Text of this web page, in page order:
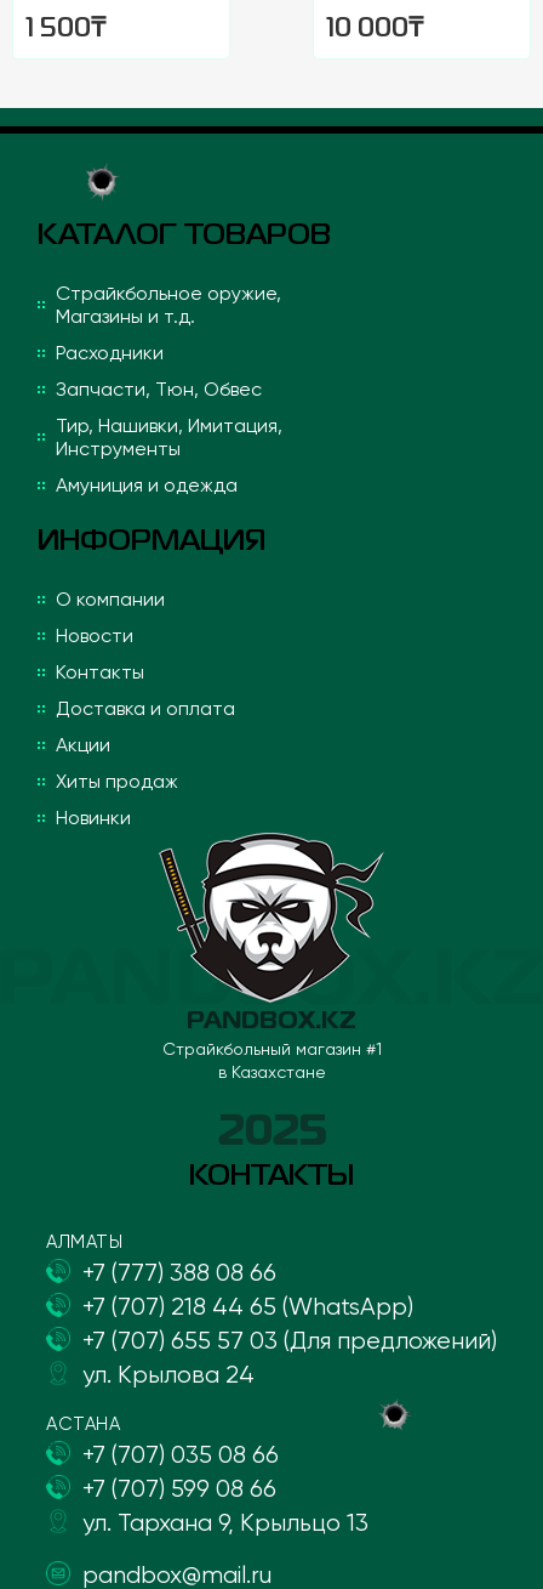
1 500₸ 10 000₸
КАТАЛОГ ТОВАРОВ
Страйкбольное оружие,
Магазины и т.д.
Расходники
Запчасти, Тюн, Обвес
Тир, Нашивки, Имитация,
Инструменты
Амуниция и одежда
ИНФОРМАЦИЯ
О компании
Новости
Контакты
Доставка и оплата
Акции
Хиты продаж
Новинки
PANDBOX.KZ
Страйкбольный магазин #1
в Казахстане
2025
КОНТАКТЫ
АЛМАТЫ
+7 (777) 388 08 66
+7 (707) 218 44 65 (WhatsApp)
+7 (707) 655 57 03 (Для предложений)
ул. Крылова 24
АСТАНА
+7 (707) 035 08 66
+7 (707) 599 08 66
ул. Тархана 9, Крыльцо 13
pandbox@mail.ru